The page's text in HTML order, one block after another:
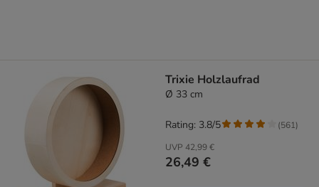
Trixie Holzlaufrad
Ø 33 cm
UVP 42,99 €
26,49 €
Rating: 3.8/5 (561)